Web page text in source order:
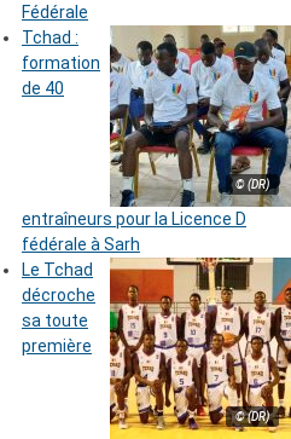
Fédérale
© (DR)
Tchad :
formation
de 40
entraîneurs pour la Licence D
fédérale à Sarh
© (DR)
Le Tchad
décroche
sa toute
première